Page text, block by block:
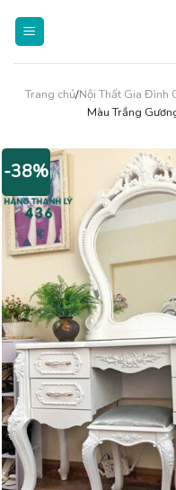
Trang chủ/Nội Thất Gia Đình
Màu Trắng
-38%